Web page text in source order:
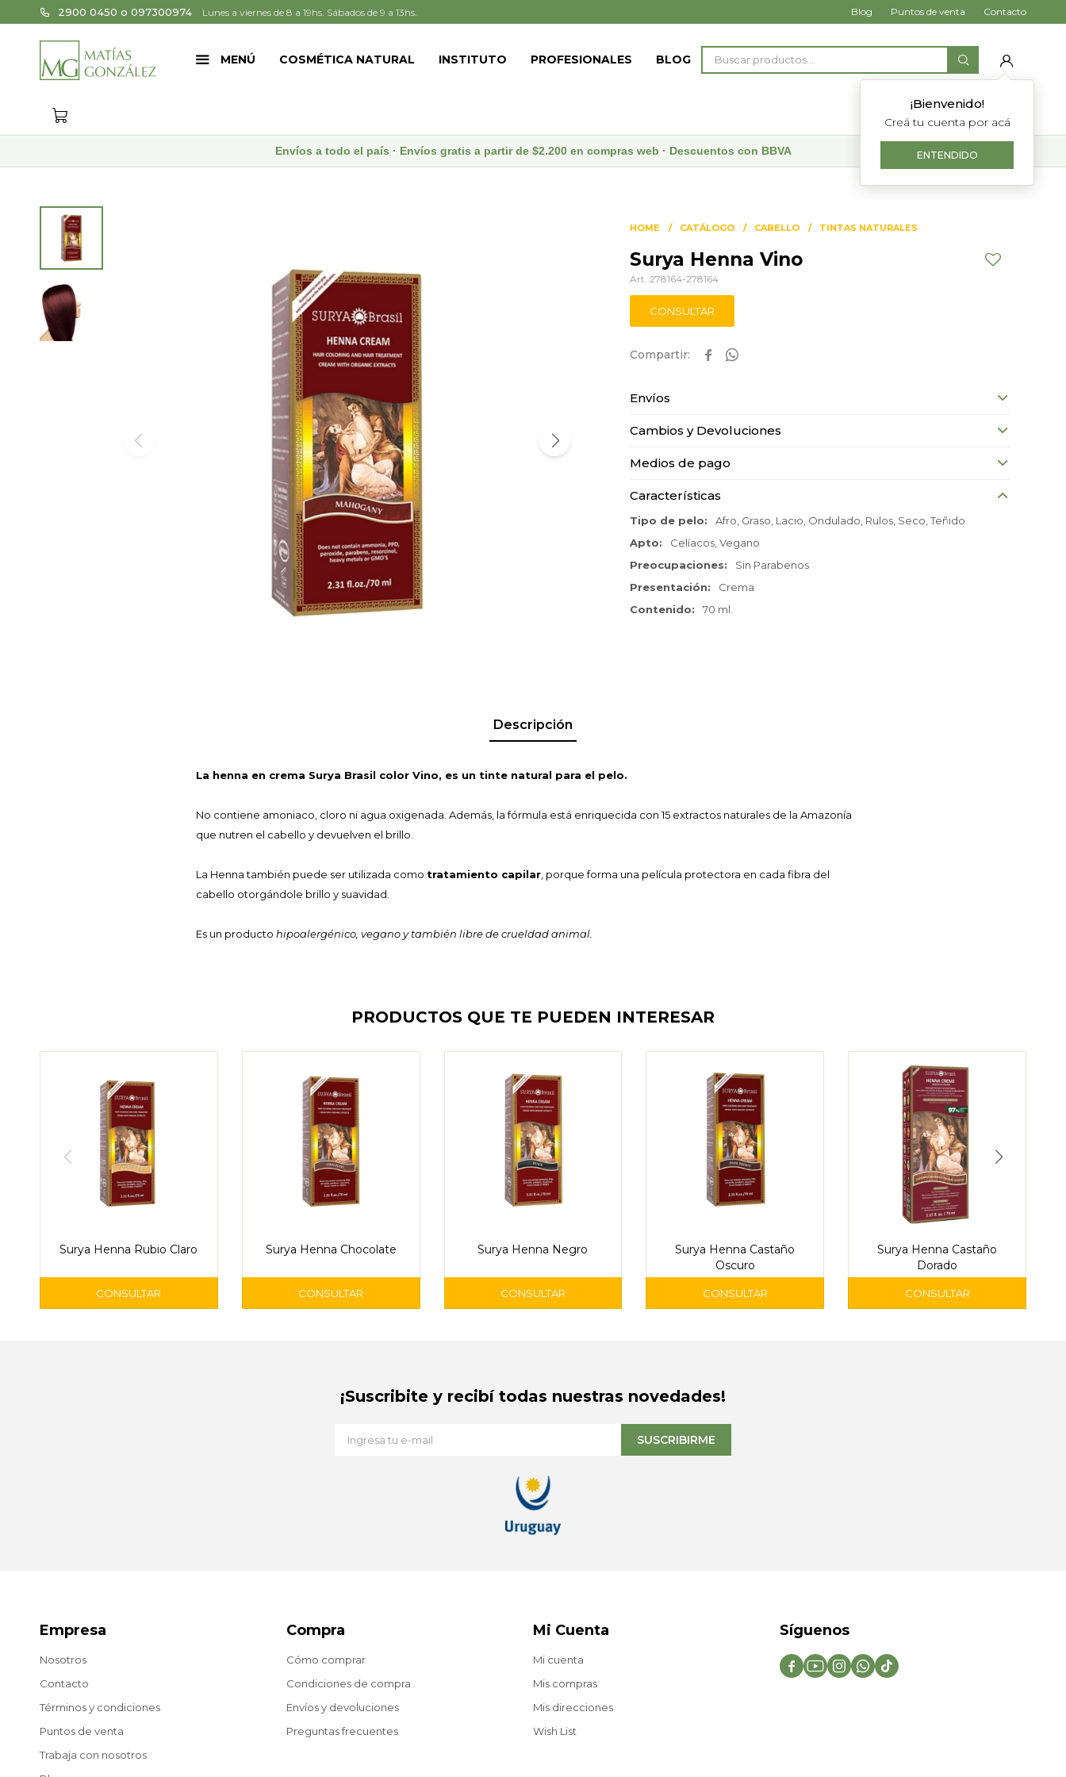
MENÚ COSMÉTICA NATURAL INSTITUTO PROFESIONALES BLOG
¡Bienvenido!
Creá tu cuenta por acá
ENTENDIDO
2900 0450 o 097300974 Lunes a viernes de 8 a 19hs. Sábados de 9 a 13hs. Blog Puntos de venta Contacto
Envíos a todo el país · Envíos gratis a partir de $2.200 en compras web · Descuentos con BBVA
HOME CATÁLOGO CABELLO TINTAS NATURALES
Surya Henna Vino
278164-278164
CONSULTAR
 
Envíos
Cambios y Devoluciones
Medios de pago
Características
Tipo de pelo
Afro, Graso, Lacio, Ondulado, Rulos, Seco, Teñido
Apto
Celíacos, Vegano
Preocupaciones
Sin Parabenos
Presentación
Crema
Contenido
70 ml.
Descripción
La henna en crema Surya Brasil color Vino, es un tinte natural para el pelo.
No contiene amoniaco, cloro ni agua oxigenada. Además, la fórmula está enriquecida con 15 extractos naturales de la Amazonía
que nutren el cabello y devuelven el brillo.
La Henna también puede ser utilizada como tratamiento capilar , porque forma una película protectora en cada fibra del
cabello otorgándole brillo y suavidad.
Es un producto hipoalergénico, vegano y también libre de crueldad animal.
PRODUCTOS QUE TE PUEDEN INTERESAR
Surya Henna Rubio Claro Surya Henna Chocolate Surya Henna Negro
Surya Henna Castaño
Oscuro
Surya Henna Castaño
Dorado
Empresa
Nosotros
Contacto
Términos y condiciones
Puntos de venta
Trabaja con nosotros
Compra
Cómo comprar
Condiciones de compra
Envíos y devoluciones
Preguntas frecuentes
Mi Cuenta
Mi cuenta
Mis compras
Mis direcciones
Wish List
Síguenos
    
¡Suscribite y recibí todas nuestras novedades!
SUSCRIBIRME